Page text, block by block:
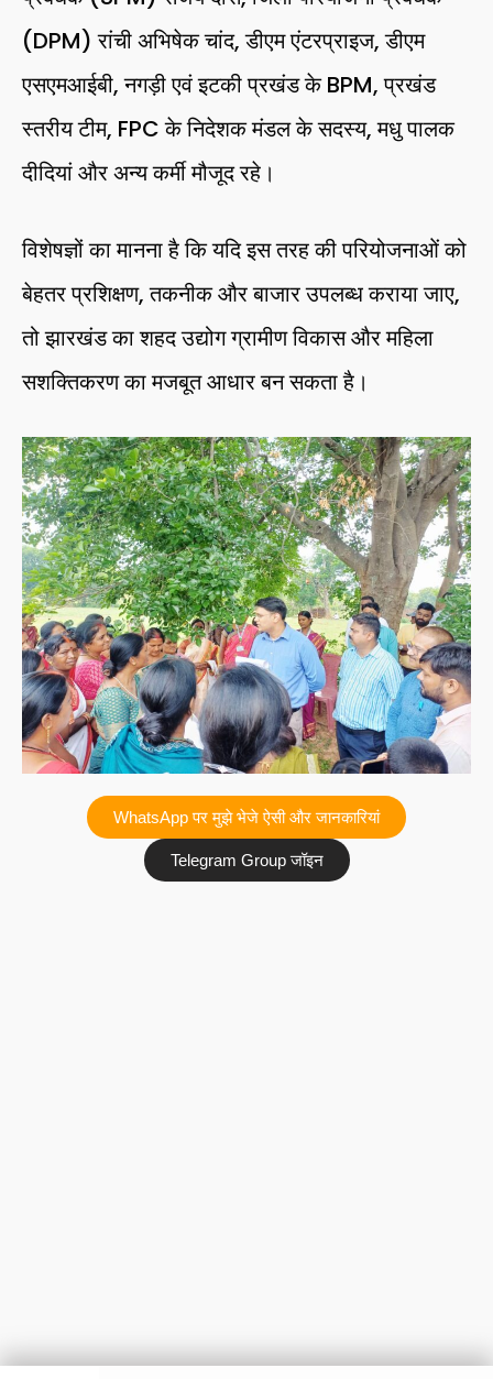
(DPM) रांची अभिषेक चांद, डीएम एंटरप्राइज, डीएम
एसएमआईबी, नगड़ी एवं इटकी प्रखंड के BPM, प्रखंड
स्तरीय टीम, FPC के निदेशक मंडल के सदस्य, मधु पालक
दीदियां और अन्य कर्मी मौजूद रहे।
विशेषज्ञों का मानना है कि यदि इस तरह की परियोजनाओं को
बेहतर प्रशिक्षण, तकनीक और बाजार उपलब्ध कराया जाए,
तो झारखंड का शहद उद्योग ग्रामीण विकास और महिला
सशक्तिकरण का मजबूत आधार बन सकता है।
WhatsApp पर मुझे भेजे ऐसी और जानकारियां
Telegram Group जॉइन